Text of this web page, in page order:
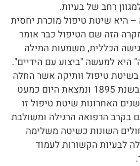
רחב של בעיות.
– היא שיטת טיפול מוכרת יחסית
הזה שם הטיפול כבר אומר
הכללית, משמעות המילה
היא למעשה "ביצוע עם הידיים".
בשיטת טיפול וותיקה אשר החלה
את דרכה עוד בשנת 1895 ונמצאת היום כמעט
האחרונות שיטת טיפול זו
בקרב הרפואה הרגילה ומשולבת
השונות כשיטה משלימה
לבעיות הקשורות לעמוד